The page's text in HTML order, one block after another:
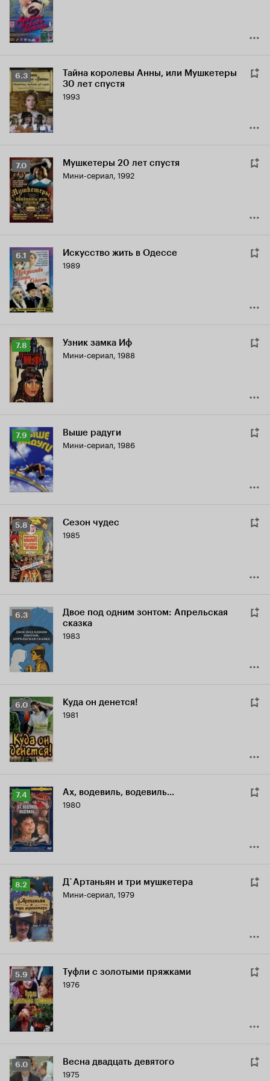
5.2
Рейтинг
Кинопоиска
6.3
6.3
Тайна королевы Анны, или Мушкетеры
30 лет спустя
1993
Рейтинг
Кинопоиска
7.0
7.0 Мушкетеры 20 лет спустя
Мини-сериал, 1992
Рейтинг
Кинопоиска
6.1
6.1 Искусство жить в Одессе
1989
Рейтинг
Кинопоиска
7.8
7.8 Узник замка Иф
Мини-сериал, 1988
Рейтинг
Кинопоиска
7.9
7.9 Выше радуги
Мини-сериал, 1986
Рейтинг
Кинопоиска
5.8
5.8 Сезон чудес
1985
Рейтинг
Кинопоиска
6.3
6.3
Двое под одним зонтом: Апрельская
сказка
1983
Рейтинг
Кинопоиска
6.0
6.0 Куда он денется!
1981
Рейтинг
Кинопоиска
7.4
7.4 Ах, водевиль, водевиль...
1980
Рейтинг
Кинопоиска
8.2
8.2 Д`Артаньян и три мушкетера
Мини-сериал, 1979
Рейтинг
Кинопоиска
5.9
5.9 Туфли с золотыми пряжками
1976
Рейтинг
Кинопоиска
6.0 Весна двадцать девятого
1975